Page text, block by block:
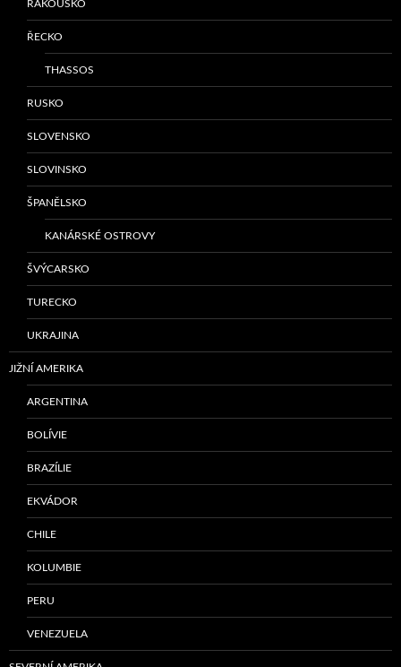
RAKOUSKO
ŘECKO
THASSOS
RUSKO
SLOVENSKO
SLOVINSKO
ŠPANĚLSKO
KANÁRSKÉ OSTROVY
ŠVÝCARSKO
TURECKO
UKRAJINA
JIŽNÍ AMERIKA
ARGENTINA
BOLÍVIE
BRAZÍLIE
EKVÁDOR
CHILE
KOLUMBIE
PERU
VENEZUELA